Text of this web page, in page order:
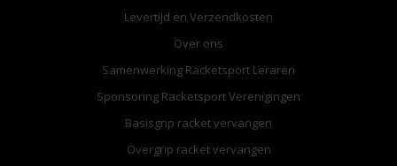
Levertijd en Verzendkosten
Over ons
Samenwerking Racketsport Leraren
Sponsoring Racketsport Verenigingen
Basisgrip racket vervangen
Overgrip racket vervangen